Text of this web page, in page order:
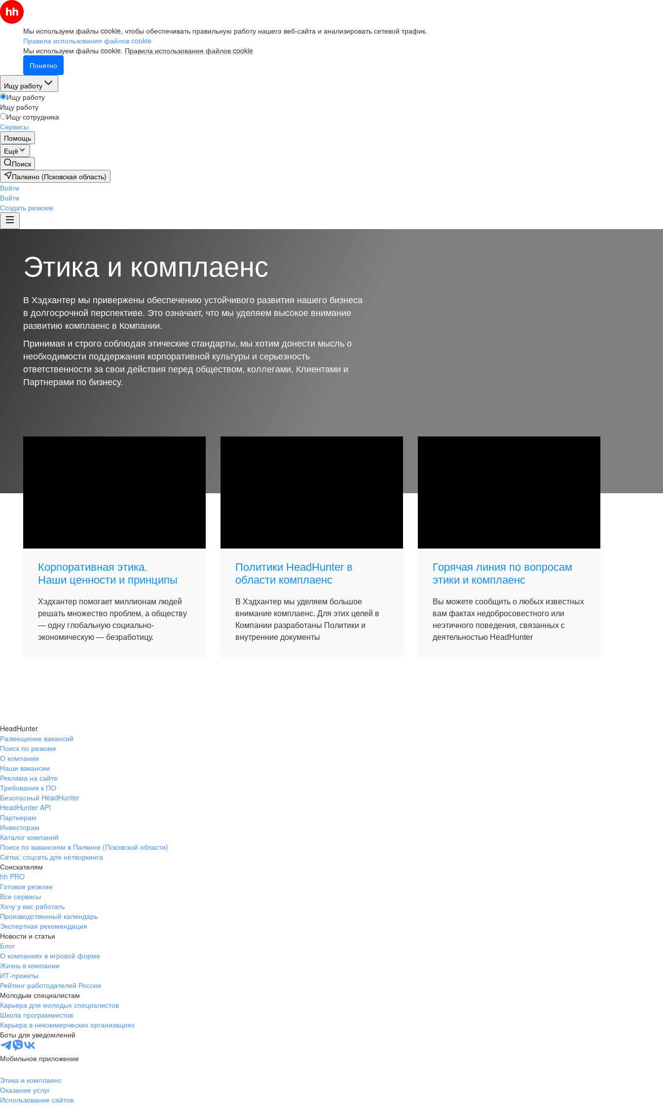
Мы используем файлы cookie, чтобы обеспечивать правильную работу нашего веб-сайта и анализировать сетевой трафик.
Правила использования файлов cookie
Мы используем файлы cookie. Правила использования файлов cookie
Понятно
Ищу работу
Ищу работу
Ищу работу
Ищу сотрудника
Сервисы
Помощь
Ещё
Поиск
Палкино (Псковская область)
Войти
Войти
Создать резюме
Этика и комплаенс
В Хэдхантер мы привержены обеспечению устойчивого развития нашего бизнеса
в долгосрочной перспективе. Это означает, что мы уделяем высокое внимание
развитию комплаенс в Компании.
Принимая и строго соблюдая этические стандарты, мы хотим донести мысль о
необходимости поддержания корпоративной культуры и серьезность
ответственности за свои действия перед обществом, коллегами, Клиентами и
Партнерами по бизнесу.
Корпоративная этика.
Наши ценности и принципы
Хэдхантер помогает миллионам людей
решать множество проблем, а обществу
— одну глобальную социально-
экономическую — безработицу.
Политики HeadHunter в
области комплаенс
В Хэдхантер мы уделяем большое
внимание комплаенс. Для этих целей в
Компании разработаны Политики и
внутренние документы
Горячая линия по вопросам
этики и комплаенс
Вы можете сообщить о любых известных
вам фактах недобросовестного или
неэтичного поведения, связанных с
деятельностью HeadHunter
HeadHunter
Размещение вакансий
Поиск по резюме
О компании
Наши вакансии
Реклама на сайте
Требования к ПО
Безопасный HeadHunter
HeadHunter API
Партнерам
Инвесторам
Каталог компаний
Поиск по вакансиям в Палкине (Псковской области)
Сетка: соцсеть для нетворкинга
Соискателям
hh PRO
Готовое резюме
Все сервисы
Хочу у вас работать
Производственный календарь
Экспертная рекомендация
Новости и статьи
Блог
О компаниях в игровой форме
Жизнь в компании
ИТ-проекты
Рейтинг работодателей России
Молодым специалистам
Карьера для молодых специалистов
Школа программистов
Карьера в некоммерческих организациях
Боты для уведомлений
Мобильное приложение
Этика и комплаенс
Оказание услуг
Использование сайтов